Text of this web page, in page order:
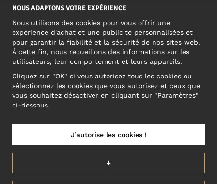
ADRESSE PROFESSIONNELLE
Narva mnt 5, EE-10117 Tallinn
Reg: 12356245
ATTENTION ! N'envoyez pas les retours de produits à cette
FRANCE/FRANÇAIS (FR)
NOUS ADAPTONS VOTRE EXPÉRIENCE
Nous utilisons des cookies pour vous offrir une
expérience d'achat et une publicité personnalisées et
pour garantir la fiabilité et la sécurité de nos sites web.
À cette fin, nous recueillons des informations sur les
utilisateurs, leur comportement et leurs appareils.
Cliquez sur "OK" si vous autorisez tous les cookies ou
sélectionnez les cookies que vous autorisez et ceux que
vous souhaitez désactiver en cliquant sur "Paramètres"
ci-dessous.
↓
J’autorise les cookies !